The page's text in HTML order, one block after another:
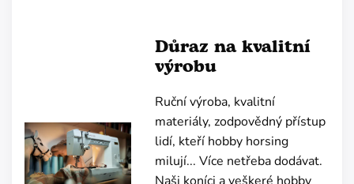
Důraz na kvalitní
výrobu
Ruční výroba, kvalitní
materiály, zodpovědný přístup
lidí, kteří hobby horsing
milují... Více netřeba dodávat.